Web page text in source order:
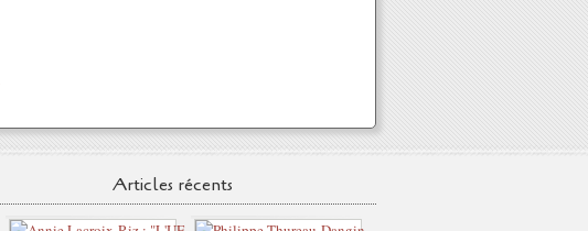
Articles récents